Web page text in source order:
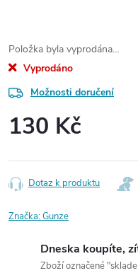
Položka byla vyprodána…
Vyprodáno
Možnosti doručení
130 Kč
cena:
Dotaz k produktu
Značka:Gunze
Dneska koupíte,
Zboží označené